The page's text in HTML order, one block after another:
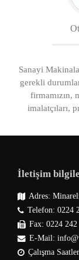
Sanayi
gerekli
firmamızın,
imalatçıları,
İletişim
Adres:
Telefon: 0224
Fax: 0224
E-Mail:
Çalışma